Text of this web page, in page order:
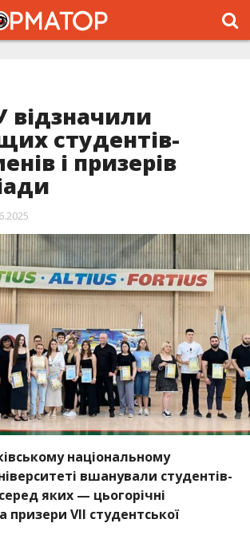
відзначили
студентів-
і призерів
національному
вшанували студентів-
яких — цьогорічні
призери VII студентської